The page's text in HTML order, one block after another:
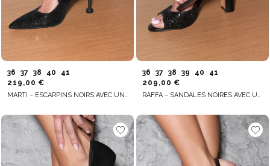
36 37 38 40
41
219,00 €
MARTI – ESCARPINS NOIRS AVEC UNE APPLICATION PAILLETÉE
36 37 38 39 40
41
209,00 €
RAFFA – SANDALES NOIRES AVEC UNE APPLICATION PAILLETÉE